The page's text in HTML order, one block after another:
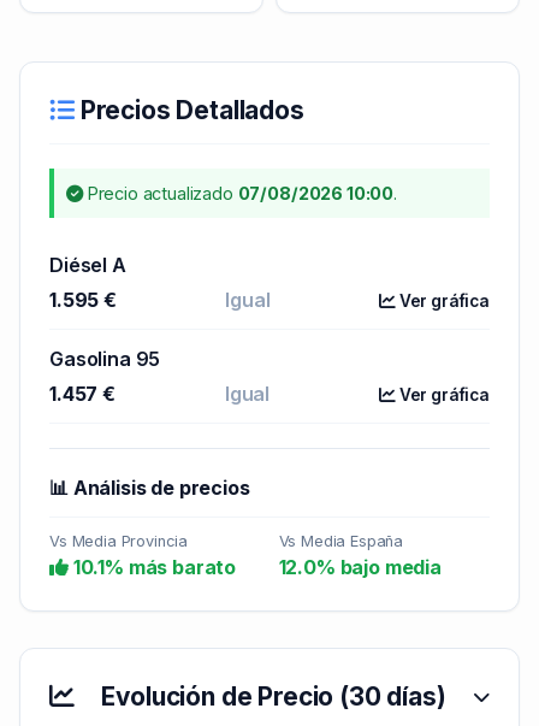
Precios Detallados
Precio actualizado 07/08/2026 10:00.
Diésel A
1.595 €
Igual Ver gráfica
Gasolina 95
1.457 €
Igual Ver gráfica
📊 Análisis de precios
Vs Media Provincia
10.1% más barato
Vs Media España
12.0% bajo media
Evolución de Precio (30 días)